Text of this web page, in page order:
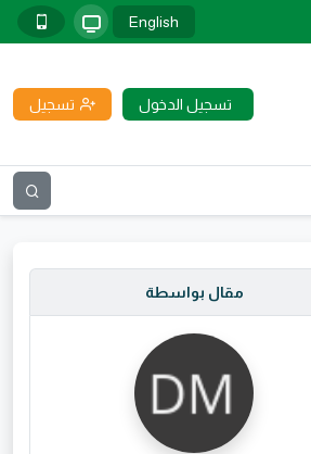
English
تسجيل الدخول تسجيل
مقال بواسطة